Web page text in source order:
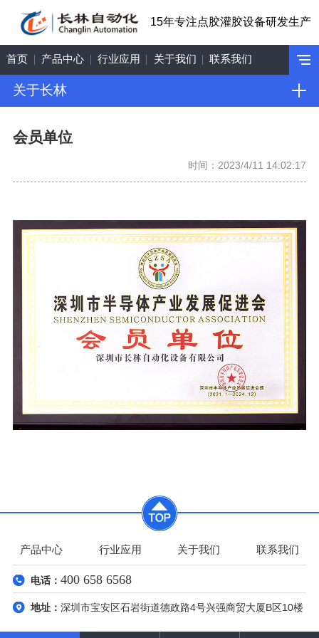
15年专注点胶灌胶设备研发生产
首页 产品中心 行业应用 关于我们 联系我们
关于长林
会员单位
时间：2023/4/11 14:02:17
产品中心 行业应用 关于我们 联系我们
电话： 400 658 6568
地址： 深圳市宝安区石岩街道德政路4号兴强商贸大厦B区10楼